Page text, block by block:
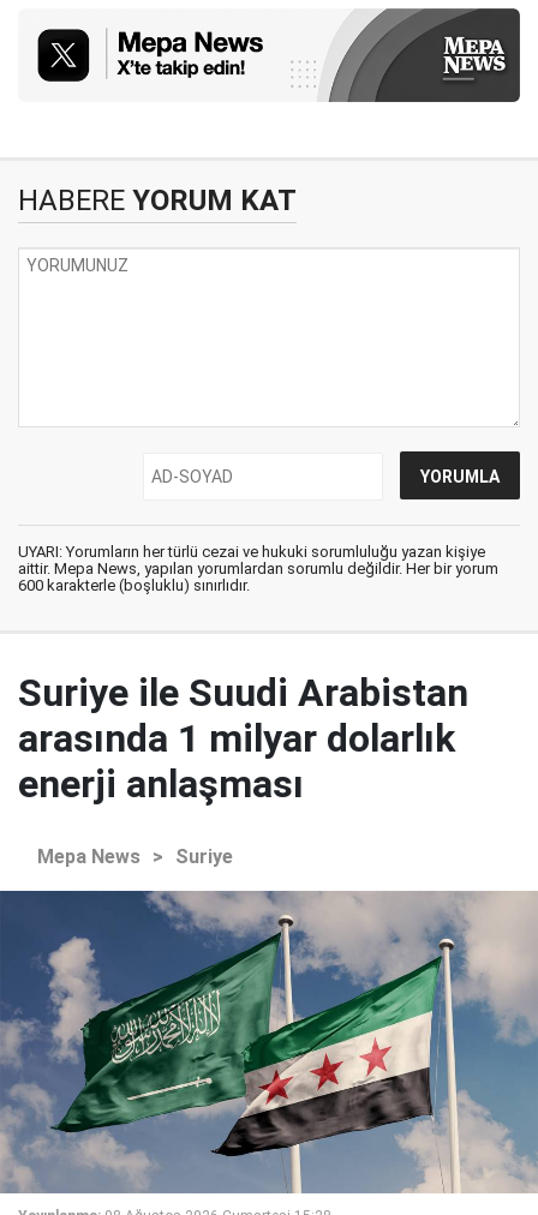
HABERE YORUM KAT
UYARI: Yorumların her türlü cezai ve hukuki sorumluluğu yazan kişiye
aittir. Mepa News, yapılan yorumlardan sorumlu değildir. Her bir yorum
600 karakterle (boşluklu) sınırlıdır.
Suriye ile Suudi Arabistan
arasında 1 milyar dolarlık
enerji anlaşması
Mepa News > Suriye